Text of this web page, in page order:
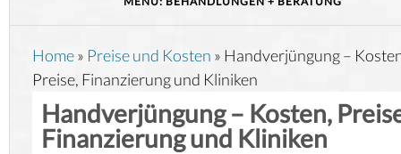
Home» Preise und Kosten » Handverjüngung –
Preise, Finanzierung und Kliniken
Handverjüngung – Kosten,
Finanzierung und Kliniken